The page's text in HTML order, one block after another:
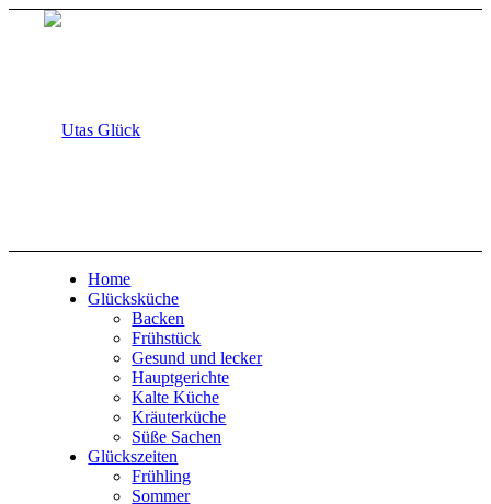
Home
Glücksküche
Backen
Frühstück
Gesund und lecker
Hauptgerichte
Kalte Küche
Kräuterküche
Süße Sachen
Glückszeiten
Frühling
Sommer